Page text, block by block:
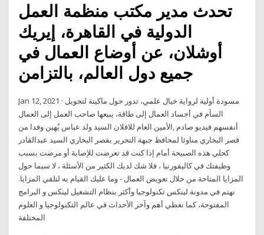
تحدث مدير مكتب منظمة العمل
الدولية في القاهرة، إيريك
أوشلان، عن أوضاع العمال في
جميع دول العالم، بالتزامن
Jan 12, 2021 · مسودة أولية لرواية خيال علمي، تدور حول ماكينة لتحويل
السأم في أجساد العمال إلى طاقة، يبيعها صاحب العمل إلى العمال
أنفسهم فيديو صادم ,الأمين العام للافلان السيد ولد عباس يُهين وفدا من
قصر البخاري مناوئا لمحافظ جبهة التحرير بقصر البخاري السيد عبدالقادر
كحلي هذه الصبيحة أمام إذا كنت قد تعرضت للإصابة أو مرضت بسبب
وظيفتك في كاليفورنيا ، فلا شك لديك الكثير من الأسئلة ، لا سيما حول
المزايا المتاحة من خلال تعويض العمال - وما عليك القيام به لتلقي المزايا.
نهتم في مدونة لينكس تكنولوجيا وأكثر بنظام التشغيل لينكس و البرامج
المفتوحة، كما نغطي أهم وآخر اﻷحداث في عالم التكنولوجيا و العلوم
المختلفة